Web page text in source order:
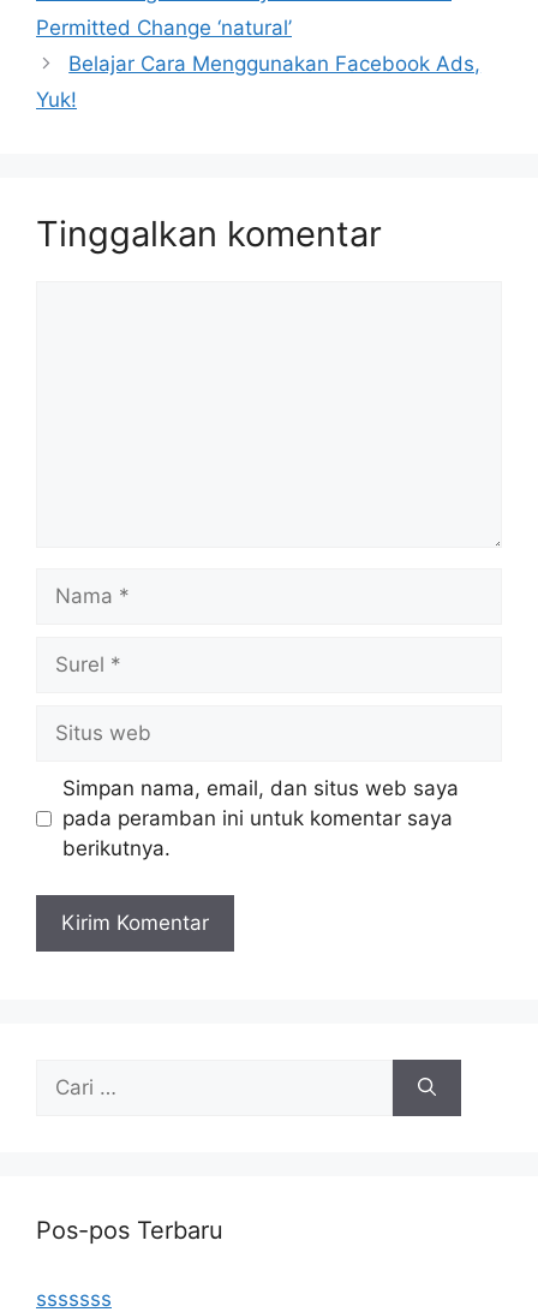
Permitted Change ‘natural’
Belajar Cara Menggunakan Facebook Ads,
Yuk!
Tinggalkan komentar
Nama
Surel
Situs
web
Simpan nama, email, dan situs web saya
pada peramban ini untuk komentar saya
berikutnya.
untuk:
Pos-pos Terbaru
sssssss